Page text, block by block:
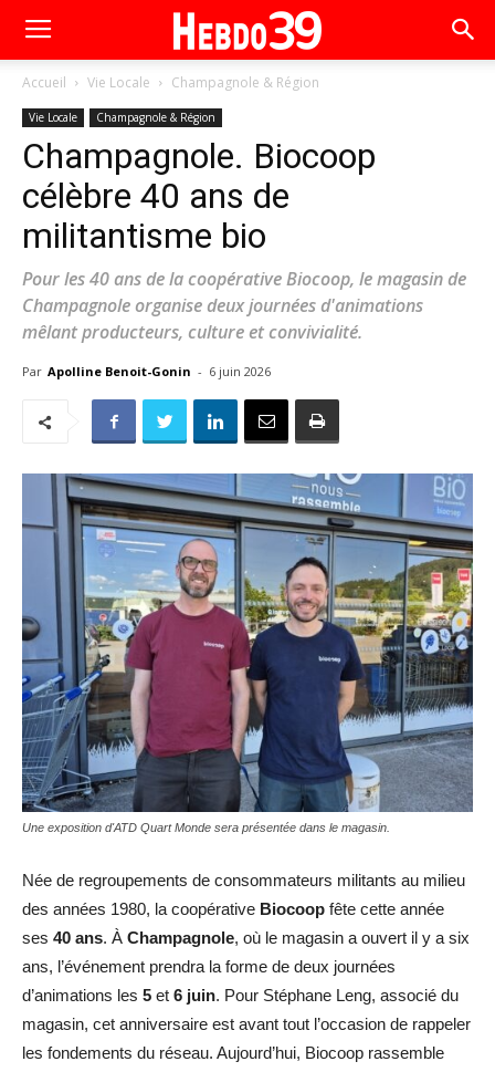
Accueil Vie Locale Champagnole & Région
Vie Locale Champagnole & Région
Champagnole. Biocoop
célèbre 40 ans de
militantisme bio
Pour les 40 ans de la coopérative Biocoop, le magasin de
Champagnole organise deux journées d'animations
mêlant producteurs, culture et convivialité.
Par Apolline Benoit-Gonin - 6 juin 2026
Une exposition d'ATD Quart Monde sera présentée dans le magasin.
Née de regroupements de consommateurs militants au milieu
des années 1980, la coopérative Biocoop fête cette année
ses 40 ans. À Champagnole, où le magasin a ouvert il y a six
ans, l’événement prendra la forme de deux journées
d’animations les 5 et 6 juin. Pour Stéphane Leng, associé du
magasin, cet anniversaire est avant tout l’occasion de rappeler
les fondements du réseau. Aujourd’hui, Biocoop rassemble